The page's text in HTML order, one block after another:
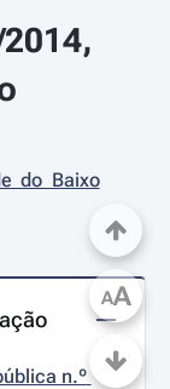
do Baixo
n.º
AA